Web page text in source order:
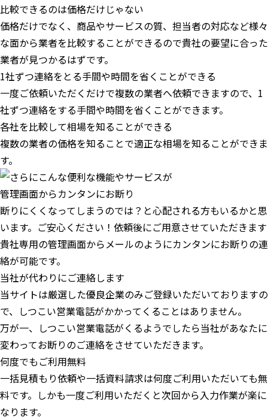
比較できるのは価格だけじゃない
価格だけでなく、商品やサービスの質、担当者の対応など様々
な面から業者を比較することができるので貴社の要望に合った
業者が見つかるはずです。
1社ずつ連絡をとる手間や時間を省くことができる
一度ご依頼いただくだけで複数の業者へ依頼できますので、1
社ずつ連絡をする手間や時間を省くことができます。
各社を比較して相場を知ることができる
複数の業者の価格を知ることで適正な相場を知ることができま
す。
管理画面からカンタンにお断り
断りにくくなってしまうのでは？と心配される方もいるかと思
います。ご安心ください！依頼後にご用意させていただきます
貴社専用の管理画面からメールのようにカンタンにお断りの連
絡が可能です。
当社が代わりにご連絡します
当サイトは厳選した優良企業のみご登録いただいておりますの
で、しつこい営業電話がかかってくることはありません。
万が一、しつこい営業電話がくるようでしたら当社があなたに
変わってお断りのご連絡をさせていただきます。
何度でもご利用無料
一括見積もり依頼や一括資料請求は何度ご利用いただいても無
料です。しかも一度ご利用いただくと次回から入力作業が楽に
なります。